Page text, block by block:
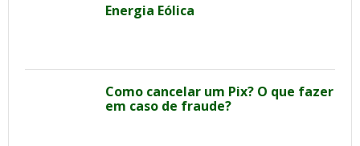
Energia Eólica
Como cancelar um Pix? O que fazer
em caso de fraude?